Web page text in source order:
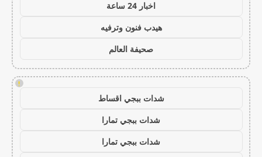
اخبار 24 ساعة
هيدب فنون وترفيه
صحيفة العالم
!
شدات ببجي اقساط
شدات ببجي تمارا
شدات ببجي تمارا